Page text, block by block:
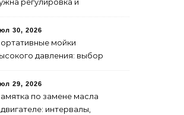
30, 2026
мойки
давления: выбор
авто
29, 2026
по замене масла
интервалы,